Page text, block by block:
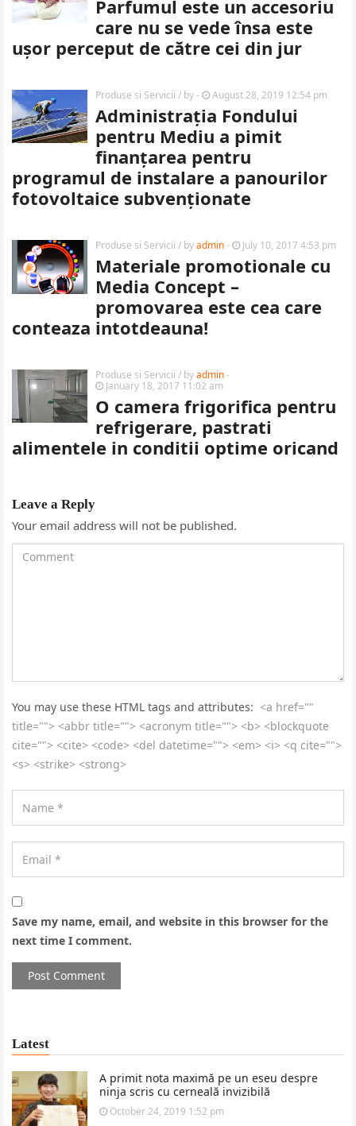
Parfumul este un accesoriu
care nu se vede însa este
ușor perceput de către cei din jur
Produse si Servicii / by- August 28, 2019 12:54 pm
Administrația Fondului
pentru Mediu a pimit
finanțarea pentru
programul de instalare a panourilor
fotovoltaice subvenționate
Produse si Servicii / byadmin- July 10, 2017 4:53 pm
Materiale promotionale cu
Media Concept –
promovarea este cea care
conteaza intotdeauna!
Produse si Servicii / byadmin-
January 18, 2017 11:02 am
O camera frigorifica pentru
refrigerare, pastrati
alimentele in conditii optime oricand
Leave a Reply
Your email address will not be published.
You may use these HTML tags and attributes: <a href=""
title=""> <abbr title=""> <acronym title=""> <b> <blockquote
cite=""> <cite> <code> <del datetime=""> <em> <i> <q cite="">
<s> <strike> <strong>
Save my name, email, and website in this browser for the
next time I comment.
Latest
A primit nota maximă pe un eseu despre
ninja scris cu cerneală invizibilă
October 24, 2019 1:52 pm